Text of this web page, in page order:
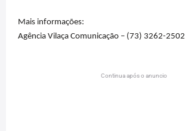
Mais informações:
Agência Vilaça Comunicação – (73) 3262-2502
Continua após o anuncio